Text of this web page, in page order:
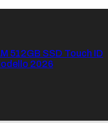
512GB SSD Touch ID
2026